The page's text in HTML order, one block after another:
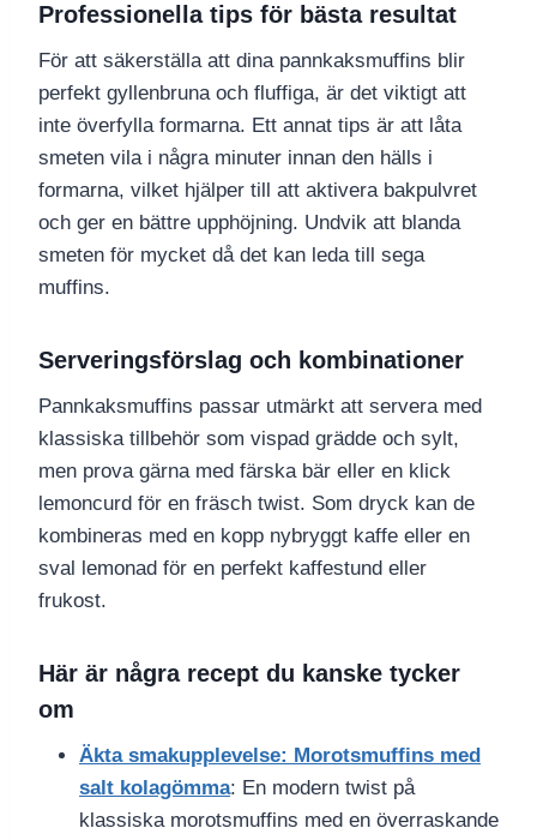
Professionella tips för bästa resultat
För att säkerställa att dina pannkaksmuffins blir
perfekt gyllenbruna och fluffiga, är det viktigt att
inte överfylla formarna. Ett annat tips är att låta
smeten vila i några minuter innan den hälls i
formarna, vilket hjälper till att aktivera bakpulvret
och ger en bättre upphöjning. Undvik att blanda
smeten för mycket då det kan leda till sega
muffins.
Serveringsförslag och kombinationer
Pannkaksmuffins passar utmärkt att servera med
klassiska tillbehör som vispad grädde och sylt,
men prova gärna med färska bär eller en klick
lemoncurd för en fräsch twist. Som dryck kan de
kombineras med en kopp nybryggt kaffe eller en
sval lemonad för en perfekt kaffestund eller
frukost.
Här är några recept du kanske tycker
om
Äkta smakupplevelse: Morotsmuffins med
salt kolagömma: En modern twist på
klassiska morotsmuffins med en överraskande